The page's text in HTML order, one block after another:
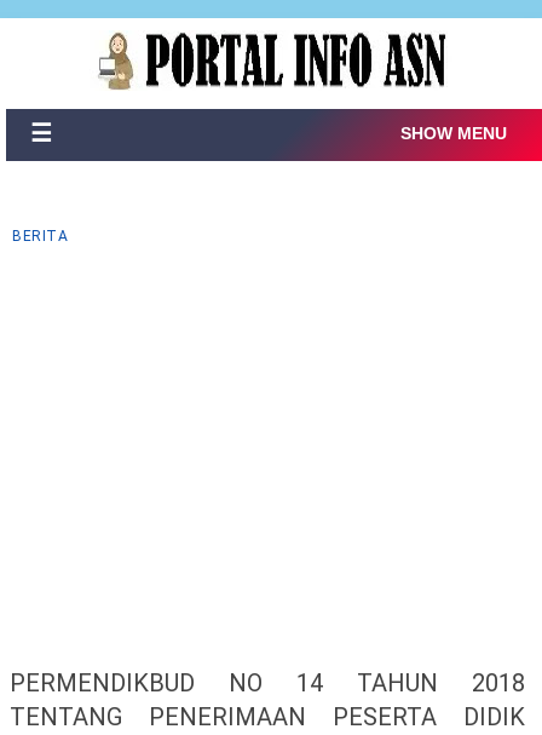
☰ SHOW MENU
BERITA
PERMENDIKBUD NO 14 TAHUN 2018
TENTANG PENERIMAAN PESERTA DIDIK